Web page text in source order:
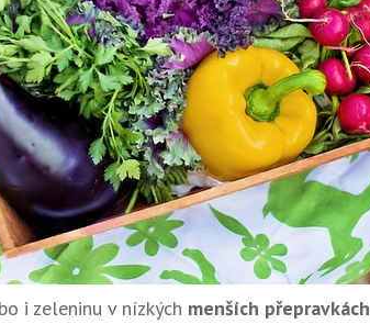
i zeleninu v nízkých menších přepravkách